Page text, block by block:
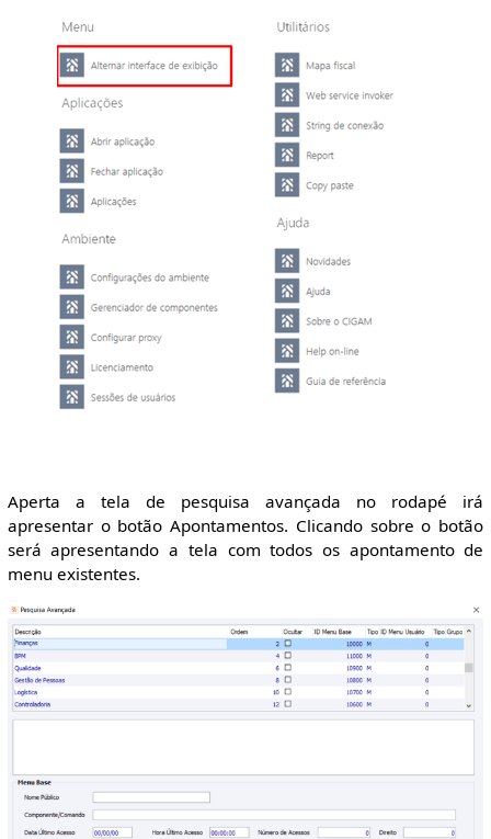
Aperta a tela de pesquisa avançada no rodapé irá
apresentar o botão Apontamentos. Clicando sobre o botão
será apresentando a tela com todos os apontamento de
menu existentes.